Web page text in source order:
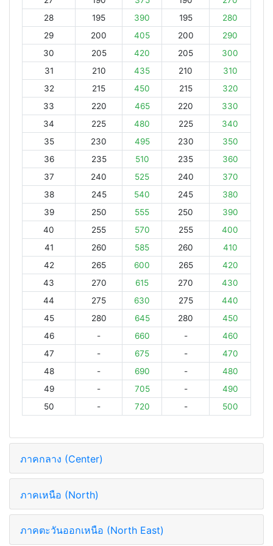
28
195 390 195
280
29
200 405 200
290
30
205 420 205
300
31
210 435 210
310
32
215 450 215
320
33
220 465 220
330
34
225 480 225
340
35
230 495 230
350
36
235 510 235
360
37
240 525 240
370
38
245 540 245
380
39
250 555 250
390
40
255 570 255
400
41
260 585 260
410
42
265 600 265
420
43
270 615 270
430
44
275 630 275
440
45
280 645 280
450
46
- 660 -
460
47
- 675 -
470
48
- 690 -
480
49
- 705 -
490
50
- 720 - 500
ภาคกลาง (Center)
ภาคเหนือ (North)
ภาคตะวันออกเหนือ (North East)